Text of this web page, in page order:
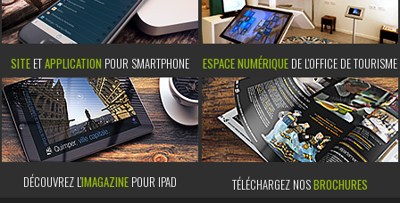
SITE ETAPPLICATION POUR SMARTPHONE ESPACE NUMÉRIQUE DE L'OFFICE DE TOURISME
DÉCOUVREZ L’IMAGAZINE POUR IPAD TÉLÉCHARGEZ NOSBROCHURES